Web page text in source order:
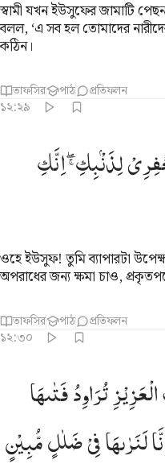
স্বামী যখন ইউসুফের জামাটি
বলল, ‘এ সব হল তোমাদের
কঠিন।
তাফসির পাঠ প্রতিফলন
১২:২৯
كنت من الخاطيين ٢٩
إِنَّكِ كُنتِ مِنَ
لِذَنْۢبِكِ ۖۚ اِنَّكِ
ওহে ইউসুফ! তুমি ব্যাপারটা
অপরাধের জন্য ক্ষমা চাও,
তাফসির পাঠ প্রতিফলন
১২:৩০
فتاها عن نفسه قد شغفها
تُرَٰوِدُ فَتَىٰهَا عَن نَّفْسِهِۦ
الْعَزِیْزِتُرَاوِدُفَتٰىهَا
لَنَرٰىهَافِیْضَلٰلٍمُّبِیْنٍ